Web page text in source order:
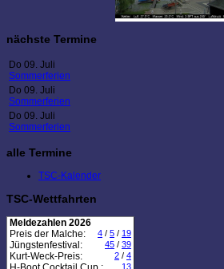
nächste Termine
Do 09. Juli
Sommerferien
Do 09. Juli
Sommerferien
Do 09. Juli
Sommerferien
alle Termine
TSC-Kalender
TSC-Wettfahrten
Meldezahlen 2026
Preis der Malche:
4 / 5 / 19
Jüngstenfestival: 45 / 39
Kurt-Weck-Preis: 2 / 4
13